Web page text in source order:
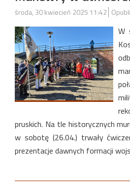
środa, 30 kwiecień 2025 11:42
W
pruskich. Na tle historycznych
w sobotę (26.04.) trwały
prezentacje dawnych formacji